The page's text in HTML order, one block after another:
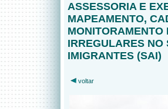
ASSESSORIA E
MAPEAMENTO,
MONITORAMENTO
IRREGULARES NO
IMIGRANTES (SAI)
voltar